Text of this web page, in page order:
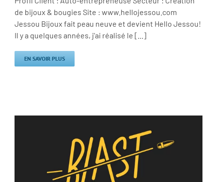
de bijoux & bougies Site : www.hellojessou.com
Jessou Bijoux fait peau neuve et devient Hello Jessou!
Il y a quelques années, j'ai réalisé le [...]
EN SAVOIR PLUS